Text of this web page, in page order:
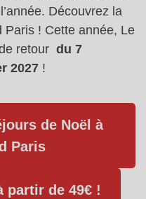
Découvrez la
Paris ! Cette année, Le
retour du 7
2027 !
de Noël à
Paris
partir de 49€ !